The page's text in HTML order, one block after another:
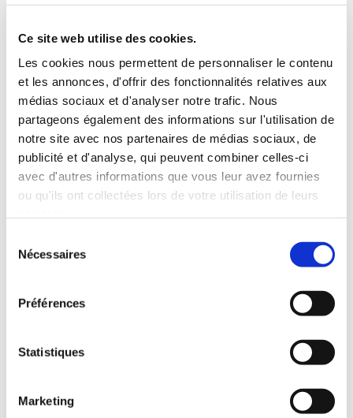
Ce site web utilise des cookies.
Les cookies nous permettent de personnaliser le contenu
et les annonces, d'offrir des fonctionnalités relatives aux
médias sociaux et d'analyser notre trafic. Nous
partageons également des informations sur l'utilisation de
notre site avec nos partenaires de médias sociaux, de
publicité et d'analyse, qui peuvent combiner celles-ci
avec d'autres informations que vous leur avez fournies
ou qu'ils ont collectées lors de votre utilisation de leurs
Nécessaires
Préférences
Statistiques
Marketing
INCLUS À LA LOCATION
Killométrage illimité
Assurance tous risques (hors franchise)
Carburant : plein à rendre plein
CONDITIONS DE LOCATION
Age minimum :20 ans
ASSURANCE
Franchise :1500 €